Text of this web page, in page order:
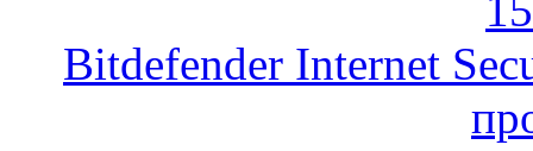
Bitdefender Internet